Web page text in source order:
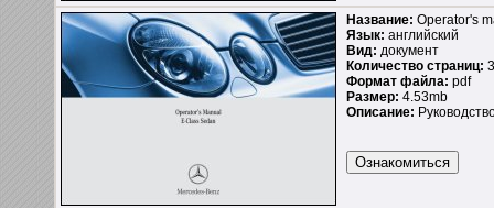
Название: Operator's
Язык: английский
Вид: документ
Количество страниц:
Формат файла: pdf
Размер: 4.53mb
Описание: